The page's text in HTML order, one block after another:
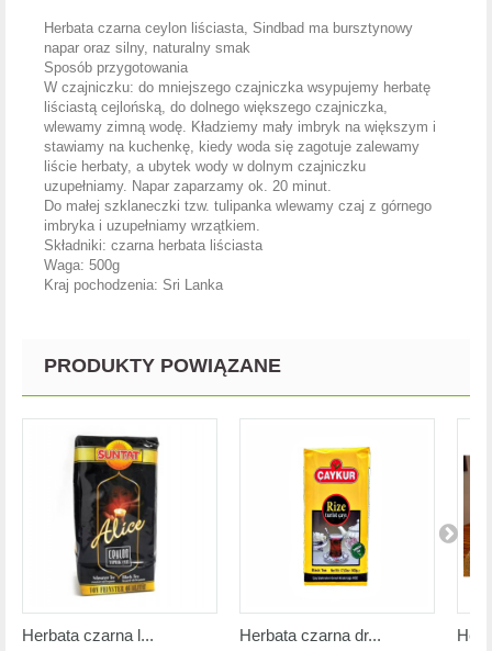
Herbata czarna ceylon liściasta, Sindbad ma bursztynowy
napar oraz silny, naturalny smak
Sposób przygotowania
W czajniczku: do mniejszego czajniczka wsypujemy herbatę
liściastą cejlońską, do dolnego większego czajniczka,
wlewamy zimną wodę. Kładziemy mały imbryk na większym i
stawiamy na kuchenkę, kiedy woda się zagotuje zalewamy
liście herbaty, a ubytek wody w dolnym czajniczku
uzupełniamy. Napar zaparzamy ok. 20 minut.
Do małej szklaneczki tzw. tulipanka wlewamy czaj z górnego
imbryka i uzupełniamy wrzątkiem.
Składniki: czarna herbata liściasta
Waga: 500g
Kraj pochodzenia: Sri Lanka
PRODUKTY POWIĄZANE
Herbata czarna l... Herbata czarna dr...